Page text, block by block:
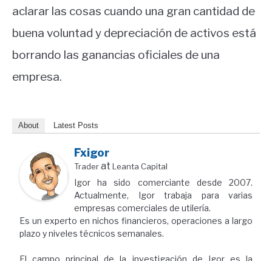
aclarar las cosas cuando una gran cantidad de
buena voluntad y depreciación de activos está
borrando las ganancias oficiales de una
empresa.
About Latest Posts
Fxigor
Traderat Leanta Capital
Igor ha sido comerciante desde 2007.
Actualmente, Igor trabaja para varias
empresas comerciales de utilería.
Es un experto en nichos financieros, operaciones a largo
plazo y niveles técnicos semanales.